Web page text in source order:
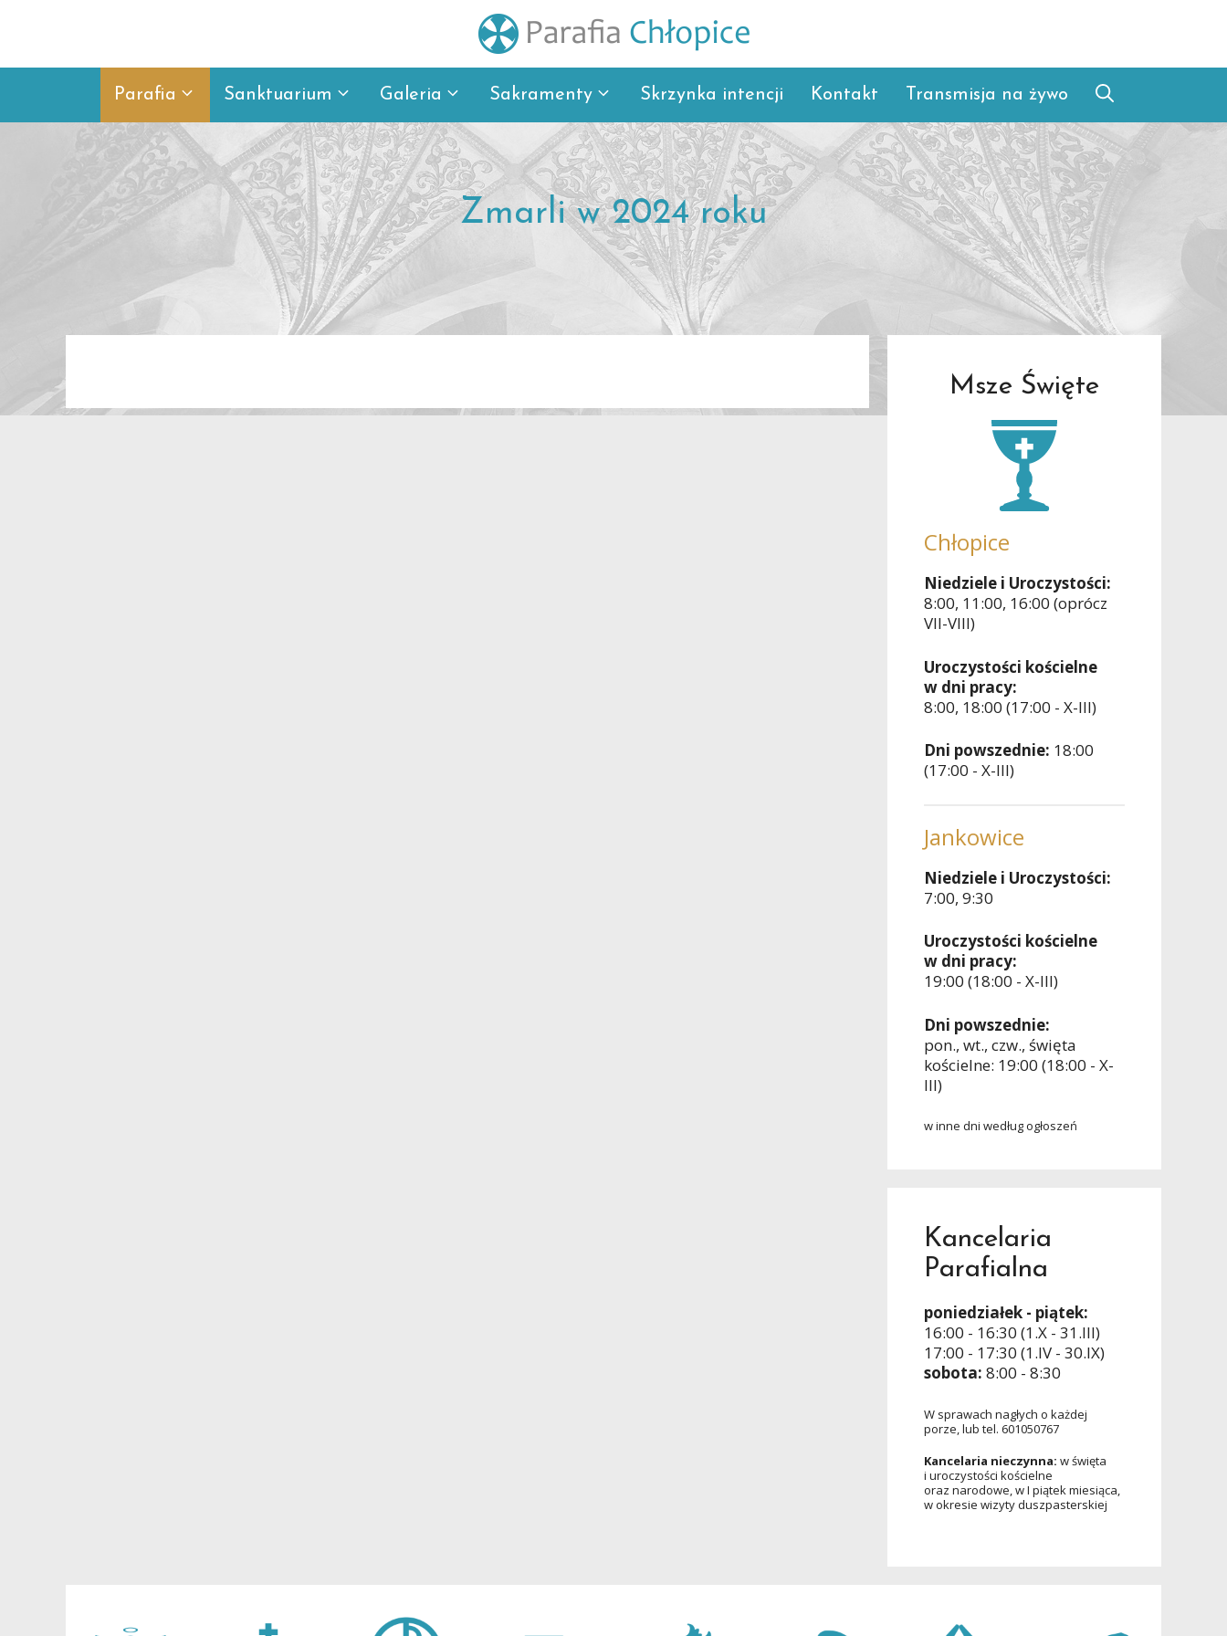
Parafia Sanktuarium Galeria Sakramenty Skrzynka intencji Kontakt Transmisja na żywo
Zmarli w 2024 roku
Msze Święte
Chłopice
Niedziele i Uroczystości:
8:00, 11:00, 16:00 (oprócz
VII-VIII)
Uroczystości kościelne
w dni pracy:
8:00, 18:00 (17:00 - X-III)
Dni powszednie: 18:00
(17:00 - X-III)
Jankowice
Niedziele i Uroczystości:
7:00, 9:30
Uroczystości kościelne
w dni pracy:
19:00 (18:00 - X-III)
Dni powszednie:
pon., wt., czw., święta
kościelne: 19:00 (18:00 - X-
III)
w inne dni według ogłoszeń
Kancelaria
Parafialna
poniedziałek - piątek:
16:00 - 16:30 (1.X - 31.III)
17:00 - 17:30 (1.IV - 30.IX)
sobota: 8:00 - 8:30
W sprawach nagłych o każdej
porze, lub tel. 601050767
Kancelaria nieczynna: w święta
i uroczystości kościelne
oraz narodowe, w I piątek miesiąca,
w okresie wizyty duszpasterskiej